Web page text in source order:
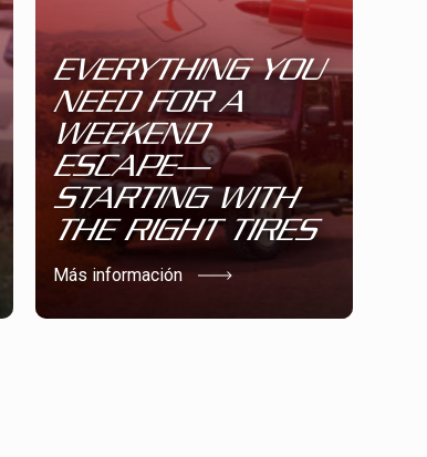
EVERYTHING YOU
NEED FOR A
WEEKEND
ESCAPE—
STARTING WITH
THE RIGHT TIRES
Más información